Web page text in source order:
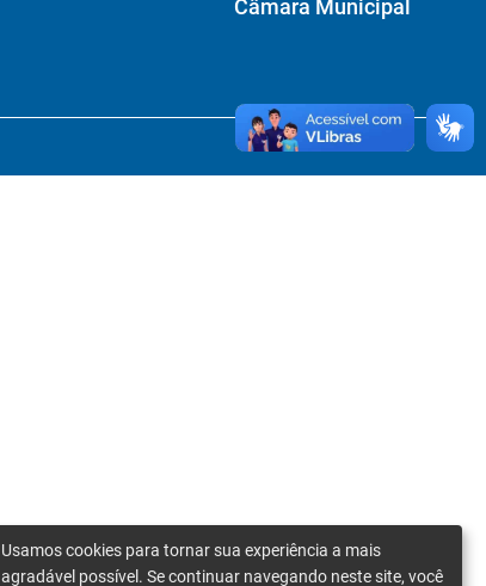
Câmara Municipal
Usamos cookies para tornar sua experiência a mais
agradável possível. Se continuar navegando neste site, você